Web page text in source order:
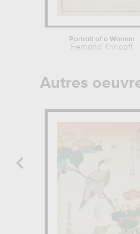
Portrait of a Woman
Fernand Khnopff
Autres